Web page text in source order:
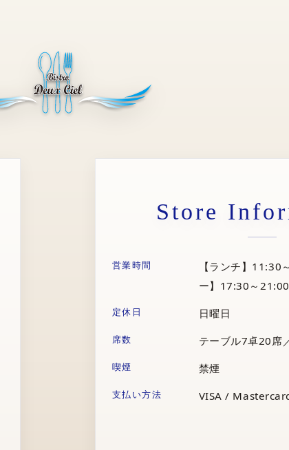
Store
営業時間
【ランチ】11:30
ー】17:30～
定休日 日曜日
席数 テーブル7卓20席
喫煙 禁煙
支払い方法 VISA /